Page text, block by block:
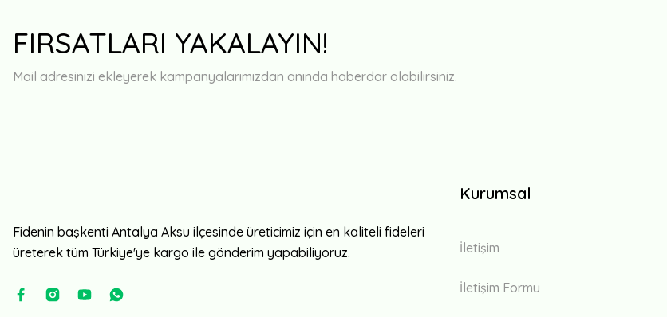
FIRSATLARI YAKALAYIN!
Mail adresinizi ekleyerek kampanyalarımızdan anında haberdar olabilirsiniz.
Fidenin başkenti Antalya Aksu ilçesinde üreticimiz için en kaliteli fideleri
üreterek tüm Türkiye'ye kargo ile gönderim yapabiliyoruz.
Kurumsal
İletişim
İletişim Formu